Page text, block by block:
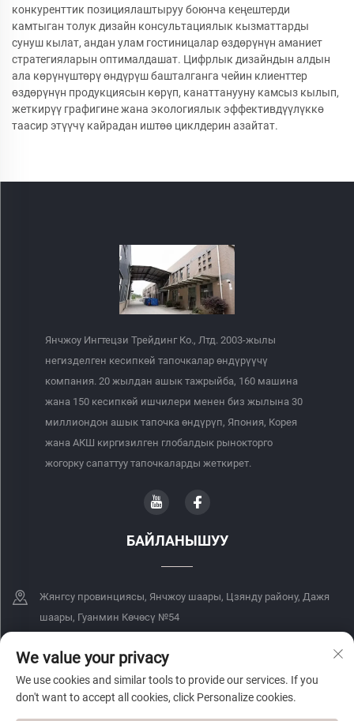
конкуренттик позициялаштыруу боюнча кеңештерди
камтыган толук дизайн консультациялык кызматтарды
сунуш кылат, андан улам гостиницалар өздөрүнүн аманиет
стратегияларын оптималдашат. Цифрлык дизайндын алдын
ала көрүнүштөрү өндүрүш башталганга чейин клиенттер
өздөрүнүн продукциясын көрүп, канаттанууну камсыз кылып,
жеткирүү графигине жана экологиялык эффективдүүлүккө
таасир этүүчү кайрадан иштөө циклдерин азайтат.
Янчжоу Ингтецзи Трейдинг Ко., Лтд. 2003-жылы
негизделген кесипкөй тапочкалар өндүрүүчү
компания. 20 жылдан ашык тажрыйба, 160 машина
жана 150 кесипкөй ишчилери менен биз жылына 30
миллиондон ашык тапочка өндүрүп, Япония, Корея
жана АКШ киргизилген глобалдык рынокторго
жогорку сапаттуу тапочкаларды жеткирет.
БАЙЛАНЫШУУ
Жянгсу провинциясы, Янчжоу шаары, Цзянду району, Дажя
шаары, Гуанмин Көчөсү №54
+86-18068849339
[email protected]
We value your privacy
We use cookies and similar tools to provide our services. If you
don't want to accept all cookies, click Personalize cookies.